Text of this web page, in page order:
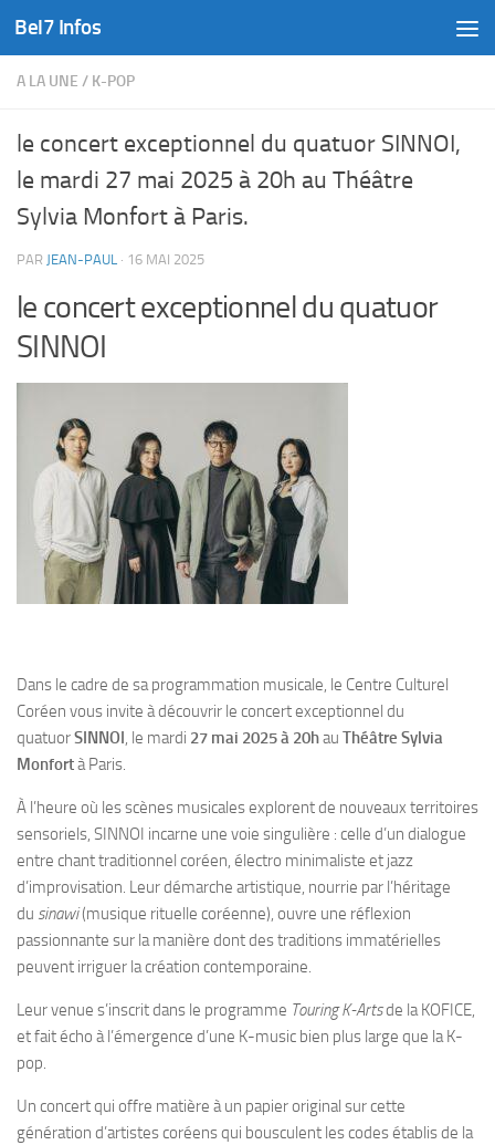
Skip to content
Bel7 Infos
A LA UNE / K-POP
le concert exceptionnel du quatuor SINNOI,
le mardi 27 mai 2025 à 20h au Théâtre
Sylvia Monfort à Paris.
PAR JEAN-PAUL · 16 MAI 2025
le concert exceptionnel du quatuor
SINNOI
Dans le cadre de sa programmation musicale, le Centre Culturel
Coréen vous invite à découvrir le concert exceptionnel du
quatuorSINNOI, le mardi 27 mai 2025 à 20hau Théâtre Sylvia
Monfortà Paris.
À l’heure où les scènes musicales explorent de nouveaux territoires
sensoriels, SINNOI incarne une voie singulière : celle d’un dialogue
entre chant traditionnel coréen, électro minimaliste et jazz
d’improvisation. Leur démarche artistique, nourrie par l’héritage
du sinawi(musique rituelle coréenne), ouvre une réflexion
passionnante sur la manière dont des traditions immatérielles
peuvent irriguer la création contemporaine.
Leur venue s’inscrit dans le programme Touring K-Artsde la KOFICE,
et fait écho à l’émergence d’une K-music bien plus large que la K-
pop.
Un concert qui offre matière à un papier original sur cette
génération d’artistes coréens qui bousculent les codes établis de la